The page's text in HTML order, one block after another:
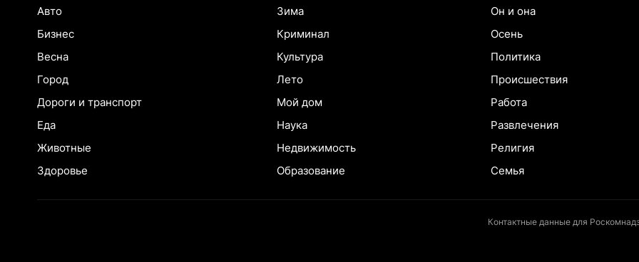
Авто
Бизнес
Весна
Город
Дороги и транспорт
Еда
Животные
Здоровье
Зима
Криминал
Культура
Лето
Мой дом
Наука
Недвижимость
Образование
Он и она
Осень
Политика
Происшествия
Работа
Развлечения
Религия
Семья
Контактные данные для